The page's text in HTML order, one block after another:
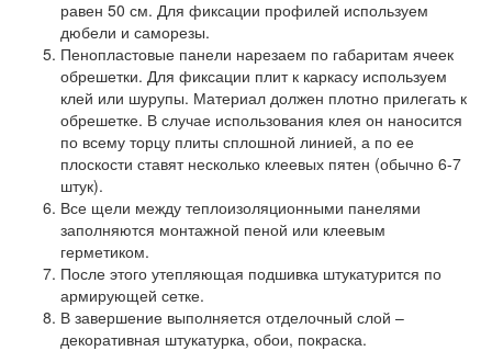
равен 50 см. Для фиксации профилей используем
дюбели и саморезы.
Пенопластовые панели нарезаем по габаритам ячеек
обрешетки. Для фиксации плит к каркасу используем
клей или шурупы. Материал должен плотно прилегать к
обрешетке. В случае использования клея он наносится
по всему торцу плиты сплошной линией, а по ее
плоскости ставят несколько клеевых пятен (обычно 6-7
штук).
Все щели между теплоизоляционными панелями
заполняются монтажной пеной или клеевым
герметиком.
После этого утепляющая подшивка штукатурится по
армирующей сетке.
В завершение выполняется отделочный слой –
декоративная штукатурка, обои, покраска.